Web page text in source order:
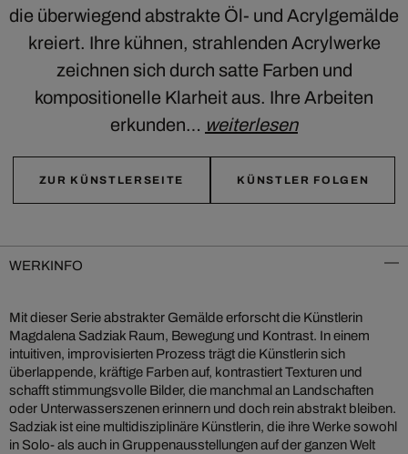
die überwiegend abstrakte Öl- und Acrylgemälde
kreiert. Ihre kühnen, strahlenden Acrylwerke
zeichnen sich durch satte Farben und
kompositionelle Klarheit aus. Ihre Arbeiten
erkunden… weiterlesen
ZUR KÜNSTLERSEITE KÜNSTLER FOLGEN
WERKINFO
Mit dieser Serie abstrakter Gemälde erforscht die Künstlerin
Magdalena Sadziak Raum, Bewegung und Kontrast. In einem
intuitiven, improvisierten Prozess trägt die Künstlerin sich
überlappende, kräftige Farben auf, kontrastiert Texturen und
schafft stimmungsvolle Bilder, die manchmal an Landschaften
oder Unterwasserszenen erinnern und doch rein abstrakt bleiben.
Sadziak ist eine multidisziplinäre Künstlerin, die ihre Werke sowohl
in Solo- als auch in Gruppenausstellungen auf der ganzen Welt